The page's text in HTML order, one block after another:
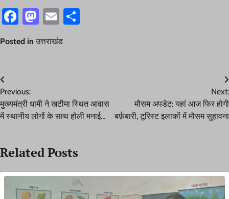
Facebook
Mastodon
Email
Posted in उत्तराखंड
Post
navigation
Previous:
मुख्यमंत्री धामी ने खटीमा स्थित आवास
में स्थानीय लोगों के साथ होली मनाई…
Next:
मौसम अपडेट: यहां आज फिर होगी
बर्फ़बारी, टूरिस्ट इलाकों में मौसम सुहावना
Related Posts